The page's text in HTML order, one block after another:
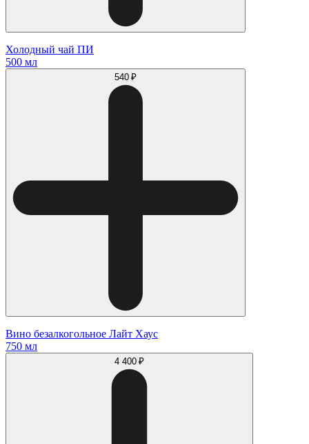
Холодный чай ПИ
500 мл
540 ₽
Вино безалкогольное Лайт Хаус
750 мл
4 400 ₽